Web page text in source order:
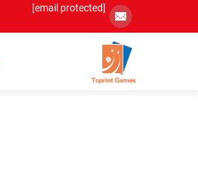
[email protected]